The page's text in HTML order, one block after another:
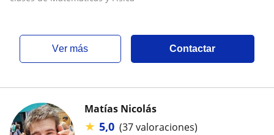
ver más Contactar
Matías Nicolás
★ 5,0 (37 valoraciones)